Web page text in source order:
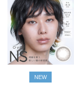
NEW